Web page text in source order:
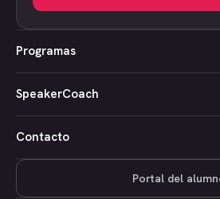
Programas
SpeakerCoach
Contacto
Portal del